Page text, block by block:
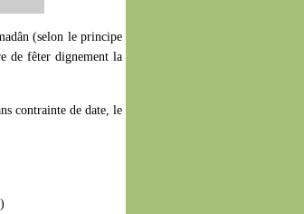
(selon le principe
de fêter dignement la
contrainte de date, le